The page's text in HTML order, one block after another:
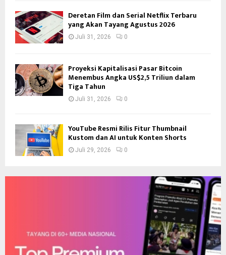
Deretan Film dan Serial Netflix Terbaru
yang Akan Tayang Agustus 2026
Juli 31, 2026 0
Proyeksi Kapitalisasi Pasar Bitcoin
Menembus Angka US$2,5 Triliun dalam
Tiga Tahun
Juli 31, 2026 0
YouTube Resmi Rilis Fitur Thumbnail
Kustom dan AI untuk Konten Shorts
Juli 29, 2026 0